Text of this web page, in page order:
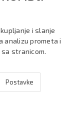
i slanje
analizu prometa i
stranicom.
Postavke